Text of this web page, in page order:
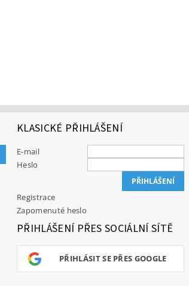
KLASICKÉ PŘIHLÁŠENÍ
E-mail
Heslo
Registrace
Zapomenuté heslo
PŘIHLÁŠENÍ PŘES SOCIÁLNÍ SÍTĚ
PŘIHLÁSIT SE PŘES GOOGLE